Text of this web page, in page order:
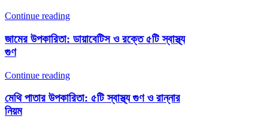
Continue reading
জামের উপকারিতা: ডায়াবেটিস ও রক্তে ৫টি স্বাস্থ্য
গুণ
Continue reading
মেথি পাতার উপকারিতা: ৫টি স্বাস্থ্য গুণ ও রান্নার
নিয়ম